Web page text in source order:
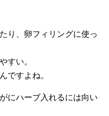
り、卵フィリングに使っ
すい。
ですよね。
にハーブ入れるには向い